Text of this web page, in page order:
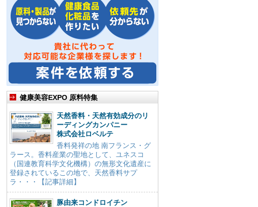
健康美容EXPO 原料特集
天然香料・天然有効成分のリ
ーディングカンパニー
株式会社ロベルテ
香料発祥の地 南フランス・グ
ラース。香料産業の聖地として、ユネスコ
（国連教育科学文化機構）の無形文化遺産に
登録されているこの地で、天然香料サプ
ラ・・・【記事詳細】
豚由来コンドロイチン